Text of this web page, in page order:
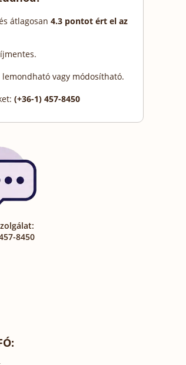
átlagosan 4.3 pontot ért el az
vagy módosítható.
(+36-1) 457-8450
8450